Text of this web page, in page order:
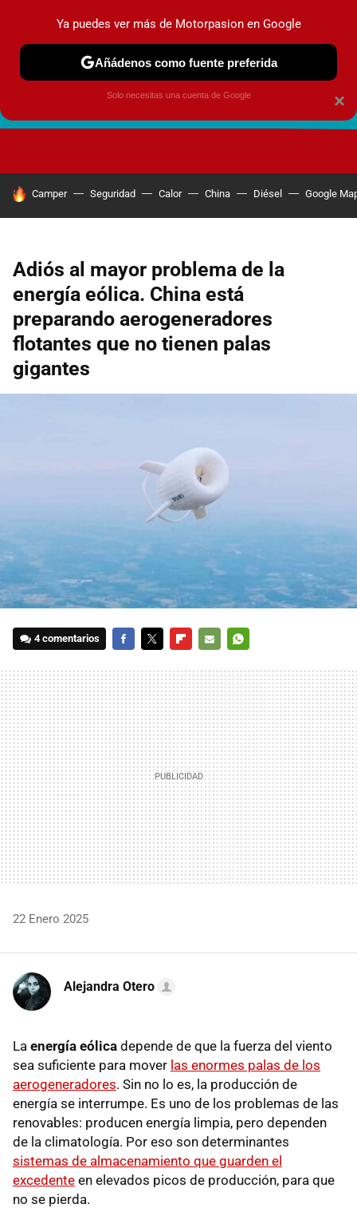
HOY SE HABLA DE
Camper Seguridad Calor China Diésel Google
Adiós al mayor problema de la
energía eólica. China está
preparando aerogeneradores
flotantes que no tienen palas
gigantes
4 comentarios
MAIL
22 Enero 2025
Alejandra Otero
La energía eólica depende de que la fuerza del viento
sea suficiente para mover las enormes palas de los
aerogeneradores. Sin no lo es, la producción de
energía se interrumpe. Es uno de los problemas de las
renovables: producen energía limpia, pero dependen
de la climatología. Por eso son determinantes
sistemas de almacenamiento que guarden el
excedente en elevados picos de producción, para que
no se pierda.
×
Ya puedes ver más de Motorpasion en Google
Añádenos como fuente preferida
Solo necesitas una cuenta de Google